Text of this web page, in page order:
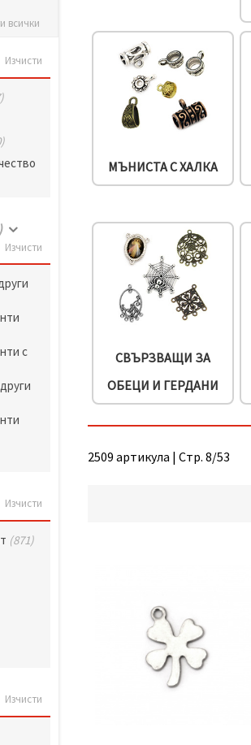
всички
Изчисти
Изчисти
с
Изчисти
(871)
Изчисти
МЪНИСТА С ХАЛКА
СВЪРЗВАЩИ ЗА
ОБЕЦИ И ГЕРДАНИ
2509 артикула | Стр. 8/53